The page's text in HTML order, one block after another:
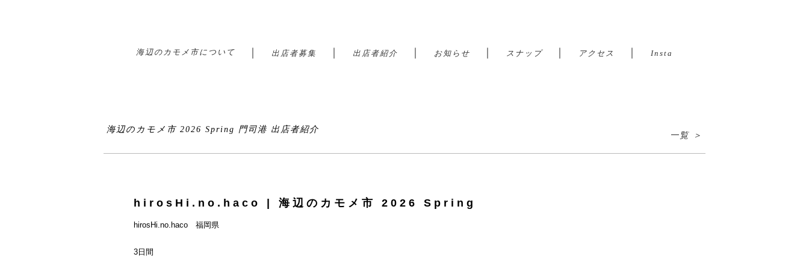
海辺のカモメ市について 出店者募集 出店者紹介 お知らせ スナップ｜ アクセス Insta
海辺のカモメ市 2026 Spring 門司港 出店者紹介
一覧 ＞
hirosHi.no.haco | 海辺のカモメ市 2026 Spring
hirosHi.no.haco 福岡県
3日間